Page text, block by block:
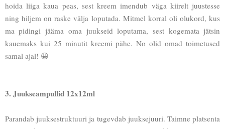
hoida liiga kaua peas, sest kreem imendub väga kiirelt juustesse
ning hiljem on raske välja loputada. Mitmel korral oli olukord, kus
ma pidingi jääma oma juukseid loputama, sest kogemata jätsin
kauemaks kui 25 minutit kreemi pähe. No olid omad toimetused
samal ajal! 😀
3. Juukseampullid 12x12ml
Parandab juuksestruktuuri ja tugevdab juuksejuuri. Taimne platsenta